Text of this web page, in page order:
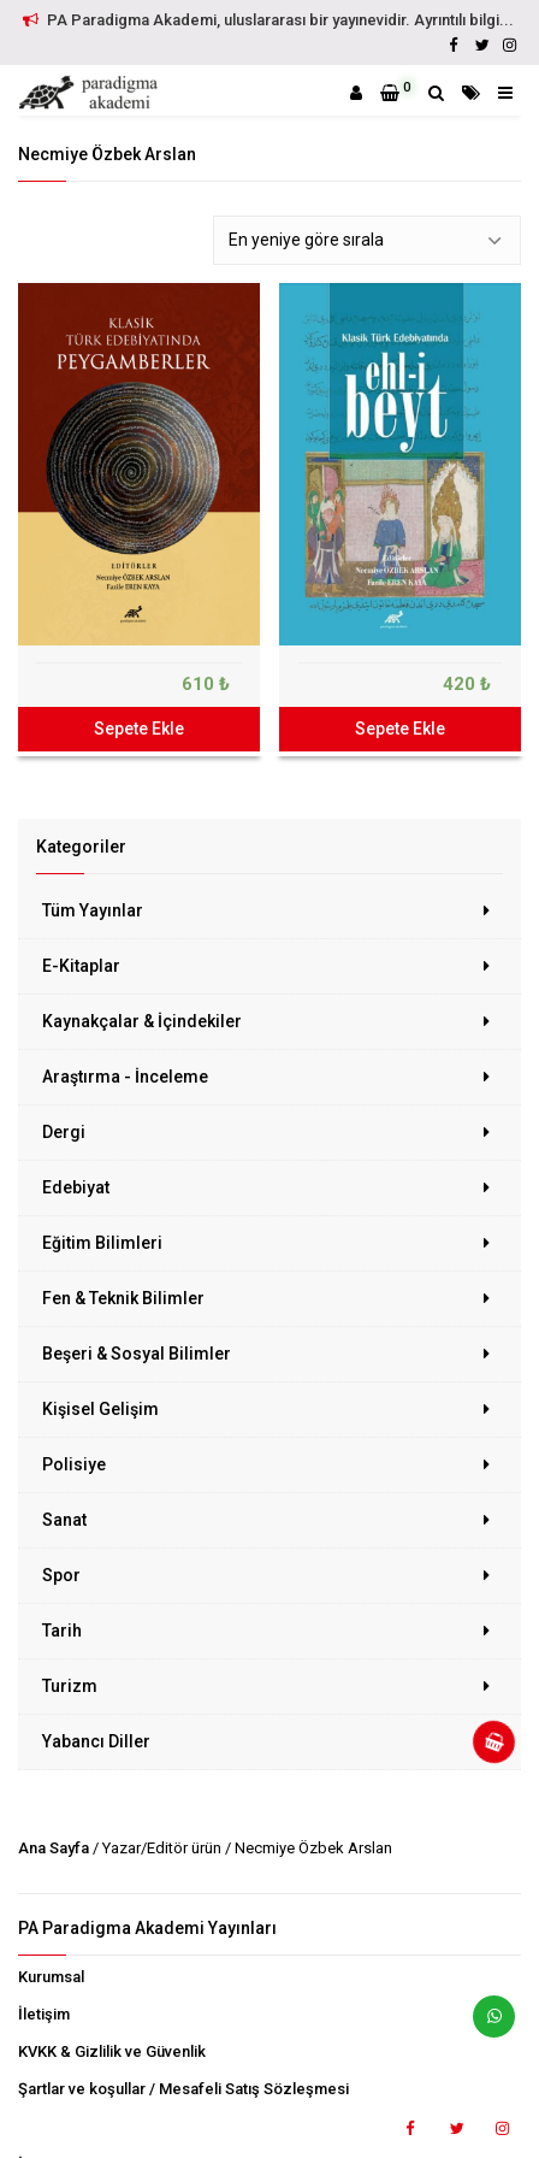
PA Paradigma Akademi, uluslararası bir yayınevidir. Ayrıntılı bilgi...
0
Necmiye Özbek Arslan
Kategoriler
Tüm Yayınlar
E-Kitaplar
Kaynakçalar & İçindekiler
Araştırma - İnceleme
Dergi
Edebiyat
Eğitim Bilimleri
Fen & Teknik Bilimler
Beşeri & Sosyal Bilimler
Kişisel Gelişim
Polisiye
Sanat
Spor
Tarih
Turizm
Yabancı Diller
610 ₺
Sepete Ekle
420 ₺
Sepete Ekle
Ana Sayfa / Yazar/Editör ürün / Necmiye Özbek Arslan
PA Paradigma Akademi Yayınları
Kurumsal
İletişim
KVKK & Gizlilik ve Güvenlik
Şartlar ve koşullar / Mesafeli Satış Sözleşmesi